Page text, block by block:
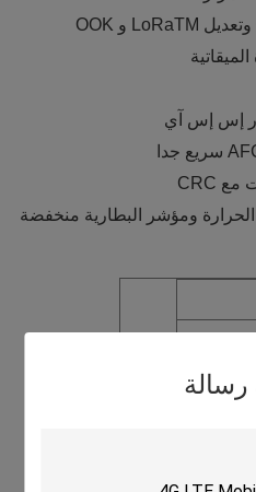
رسالة
ومؤشر البطارية منخفضة